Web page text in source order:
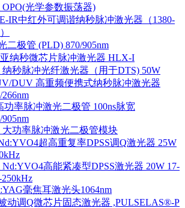
OPO(光学参数振荡器)
IR中红外可调谐纳秒脉冲激光器（1380-
二极管 (PLD) 870/905nm
亚纳秒微芯片脉冲激光器 HLX-I
纳秒脉冲光纤激光器（用于DTS) 50W
DUV 高重频便携式纳秒脉冲激光器
266nm
功率脉冲激光二极管 100ns脉宽
905nm
大功率脉冲激光二极管模块
超高重复率DPSS调Q激光器 25W
Nd:YVO4高能紧凑型DPSS激光器 20W 17-
250kHz
毫焦耳激光头1064nm
动调Q微芯片固态激光器 ,PULSELAS®-P